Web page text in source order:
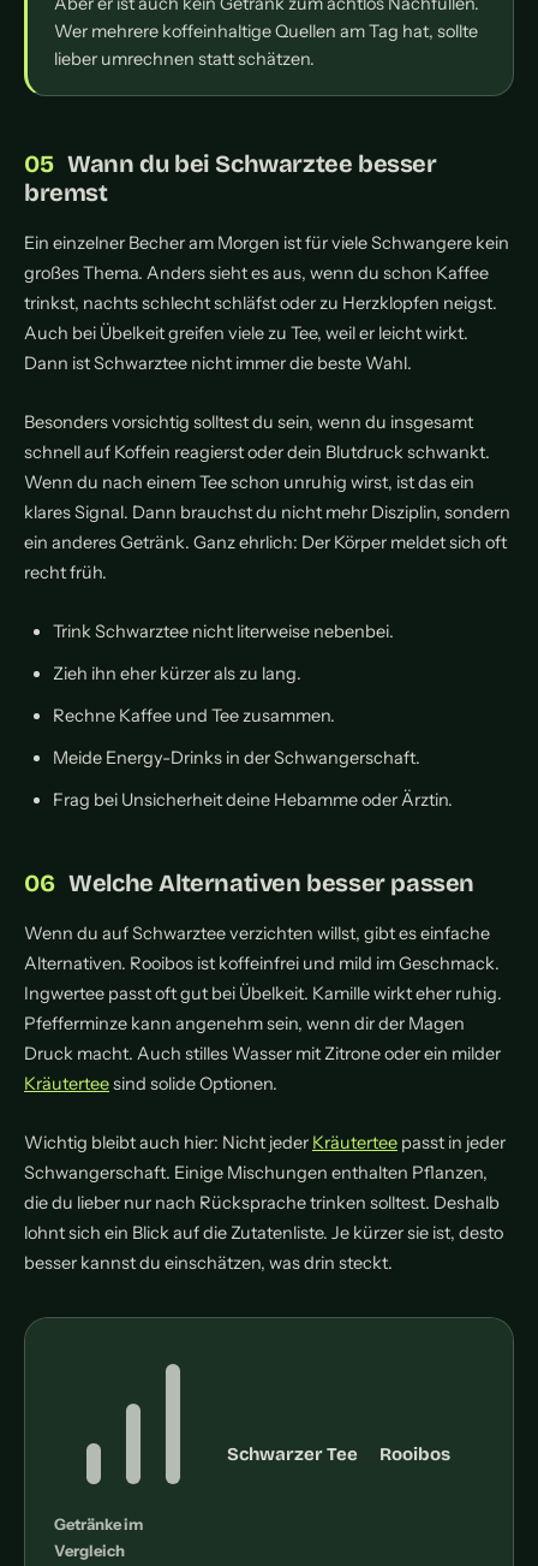
Wer mehrere koffeinhaltige Quellen am Tag hat, sollte
lieber umrechnen statt schätzen.
Wann du bei Schwarztee besser
bremst
Ein einzelner Becher am Morgen ist für viele Schwangere kein
großes Thema. Anders sieht es aus, wenn du schon Kaffee
trinkst, nachts schlecht schläfst oder zu Herzklopfen neigst.
Auch bei Übelkeit greifen viele zu Tee, weil er leicht wirkt.
Dann ist Schwarztee nicht immer die beste Wahl.
Besonders vorsichtig solltest du sein, wenn du insgesamt
schnell auf Koffein reagierst oder dein Blutdruck schwankt.
Wenn du nach einem Tee schon unruhig wirst, ist das ein
klares Signal. Dann brauchst du nicht mehr Disziplin, sondern
ein anderes Getränk. Ganz ehrlich: Der Körper meldet sich oft
recht früh.
Trink Schwarztee nicht literweise nebenbei.
Zieh ihn eher kürzer als zu lang.
Rechne Kaffee und Tee zusammen.
Meide Energy-Drinks in der Schwangerschaft.
Frag bei Unsicherheit deine Hebamme oder Ärztin.
Welche Alternativen besser passen
Wenn du auf Schwarztee verzichten willst, gibt es einfache
Alternativen. Rooibos ist koffeinfrei und mild im Geschmack.
Ingwertee passt oft gut bei Übelkeit. Kamille wirkt eher ruhig.
Pfefferminze kann angenehm sein, wenn dir der Magen
Druck macht. Auch stilles Wasser mit Zitrone oder ein milder
Kräuterteesind solide Optionen.
Wichtig bleibt auch hier: Nicht jeder Kräutertee passt in jeder
Schwangerschaft. Einige Mischungen enthalten Pflanzen,
die du lieber nur nach Rücksprache trinken solltest. Deshalb
lohnt sich ein Blick auf die Zutatenliste. Je kürzer sie ist, desto
besser kannst du einschätzen, was drin steckt.
Getränke im
Vergleich
Schwarzer Tee Rooibos